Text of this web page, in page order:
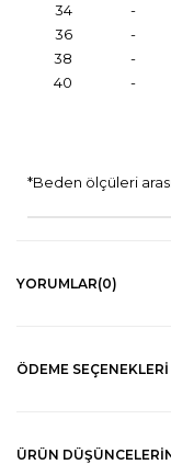
34
-
36
-
38
-
40
-
*Beden ölçüleri
YORUMLAR(0)
ÖDEME SEÇENEKLERI
ÜRÜN